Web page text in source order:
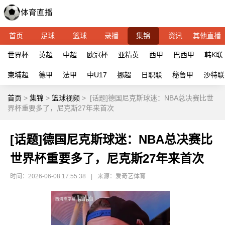
首页 足球 篮球 录播 集锦 资讯 其他直播
世界杯 英超 中超 欧冠杯 亚精英 西甲 巴西甲 韩K联
柬埔超 德甲 法甲 中U17 挪超 日职联 秘鲁甲 沙特联
首页 > 集锦 > 篮球视频 > [话题]德国尼克斯球迷：NBA总决赛比世
界杯重要多了，尼克斯27年来首次
[话题]德国尼克斯球迷：NBA总决赛比
世界杯重要多了，尼克斯27年来首次
时间：2026-06-08 17:55:38 来源：爱奇艺体育